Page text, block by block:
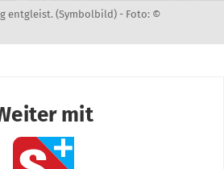
entgleist. (Symbolbild) - Foto: ©